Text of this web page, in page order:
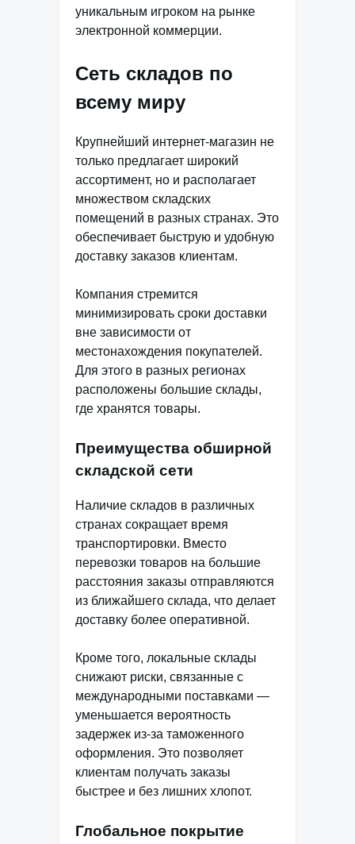
уникальным игроком на рынке
электронной коммерции.
Сеть складов по
всему миру
Крупнейший интернет-магазин не
только предлагает широкий
ассортимент, но и располагает
множеством складских
помещений в разных странах. Это
обеспечивает быструю и удобную
доставку заказов клиентам.
Компания стремится
минимизировать сроки доставки
вне зависимости от
местонахождения покупателей.
Для этого в разных регионах
расположены большие склады,
где хранятся товары.
Преимущества обширной
складской сети
Наличие складов в различных
странах сокращает время
транспортировки. Вместо
перевозки товаров на большие
расстояния заказы отправляются
из ближайшего склада, что делает
доставку более оперативной.
Кроме того, локальные склады
снижают риски, связанные с
международными поставками —
уменьшается вероятность
задержек из-за таможенного
оформления. Это позволяет
клиентам получать заказы
быстрее и без лишних хлопот.
Глобальное покрытие